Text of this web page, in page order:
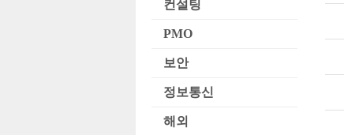
컨설팅
PMO
보안
정보통신
해외